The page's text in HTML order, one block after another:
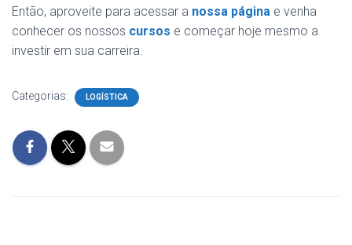
Então, aproveite para acessar a nossa página e venha
conhecer os nossos cursos e começar hoje mesmo a
investir em sua carreira.
Categorias: LOGÍSTICA